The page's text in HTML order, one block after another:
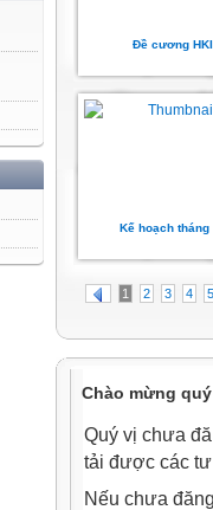
Đề cương HKI
Kế hoạch tháng
1 2 3 4 5
Chào mừng quý
Quý vị chưa
tải được các
Nếu chưa